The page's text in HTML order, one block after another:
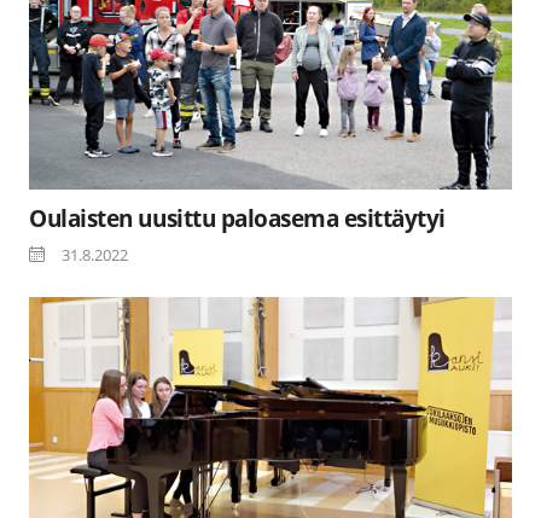
Oulaisten uusittu paloasema esittäytyi
31.8.2022